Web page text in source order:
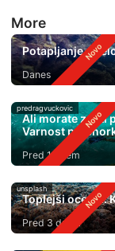
More
Potapljanje s
Danes
predragvuckovic
Ali morate znati
Varnost pri
Pred 1 dnem
unsplash
Toplejši oceani:
Pred 3 dnevi